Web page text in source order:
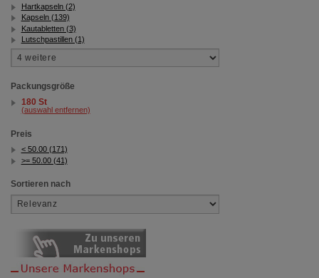
Hartkapseln (2)
Kapseln (139)
Kautabletten (3)
Lutschpastillen (1)
Packungsgröße
180 St
(auswahl entfernen)
Preis
< 50.00 (171)
>= 50.00 (41)
Sortieren nach